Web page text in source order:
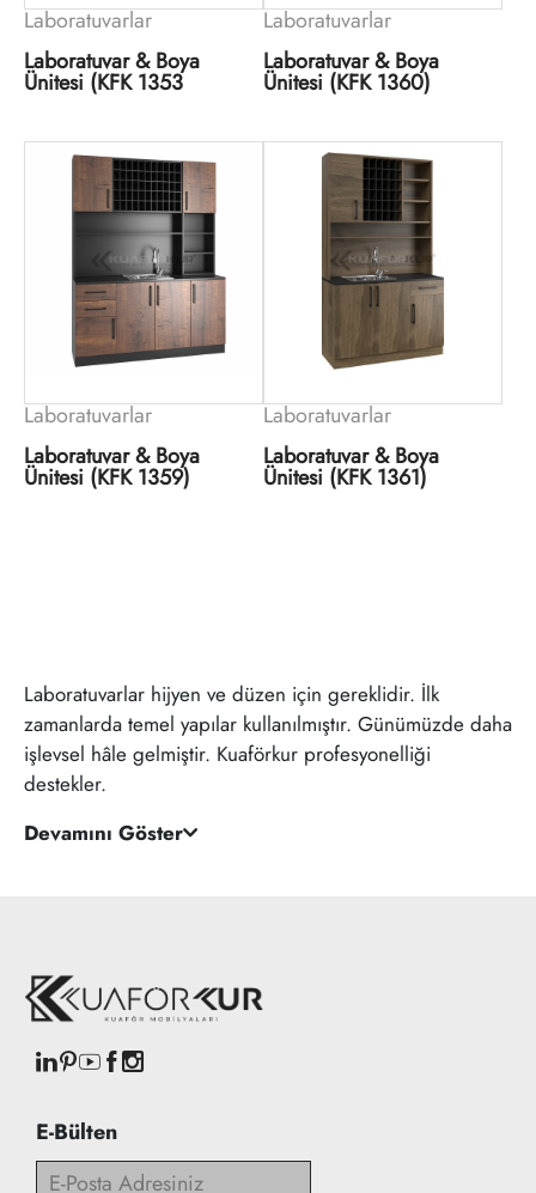
Laboratuvarlar
Laboratuvar & Boya
Ünitesi (KFK 1353
Laboratuvarlar
Laboratuvar & Boya
Ünitesi (KFK 1360)
Laboratuvarlar
Laboratuvar & Boya
Ünitesi (KFK 1359)
Laboratuvarlar
Laboratuvar & Boya
Ünitesi (KFK 1361)
Laboratuvarlar hijyen ve düzen için gereklidir. İlk
zamanlarda temel yapılar kullanılmıştır. Günümüzde daha
işlevsel hâle gelmiştir. Kuaförkur profesyonelliği
destekler.
Devamını Göster
E-Bülten